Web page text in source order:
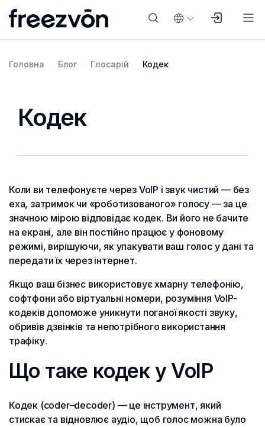
Головна Блог Глосарій Кодек
Кодек
Коли ви телефонуєте через VoIP і звук чистий — без
еха, затримок чи «роботизованого» голосу — за це
значною мірою відповідає кодек. Ви його не бачите
на екрані, але він постійно працює у фоновому
режимі, вирішуючи, як упакувати ваш голос у дані та
передати їх через інтернет.
Якщо ваш бізнес використовує хмарну телефонію,
софтфони або віртуальні номери, розуміння VoIP-
кодеків допоможе уникнути поганої якості звуку,
обривів дзвінків та непотрібного використання
трафіку.
Що таке кодек у VoIP
Кодек (coder–decoder) — це інструмент, який
стискає та відновлює аудіо, щоб голос можна було